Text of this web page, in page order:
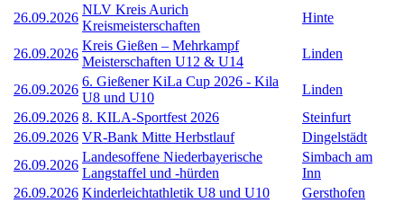
26.09.2026
NLV Kreis Aurich
Kreismeisterschaften
Hinte
26.09.2026
Kreis Gießen – Mehrkampf
Meisterschaften U12 & U14
Linden
26.09.2026
6. Gießener KiLa Cup 2026 - Kila
U8 und U10
Linden
26.09.2026 8. KILA-Sportfest 2026
Steinfurt
26.09.2026 VR-Bank Mitte Herbstlauf
Dingelstädt
26.09.2026
Landesoffene Niederbayerische
Langstaffel und -hürden
Simbach am
Inn
26.09.2026 Kinderleichtathletik U8 und U10
Gersthofen